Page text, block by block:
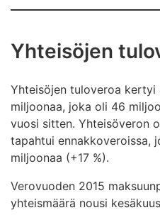
Yhteisöjen
Yhteisöjen tuloveroa kertyi
miljoonaa, joka oli 46
vuosi sitten. Yhteisöveron
tapahtui ennakkoveroissa,
miljoonaa (+17 %).
Verovuoden 2015
yhteismäärä nousi